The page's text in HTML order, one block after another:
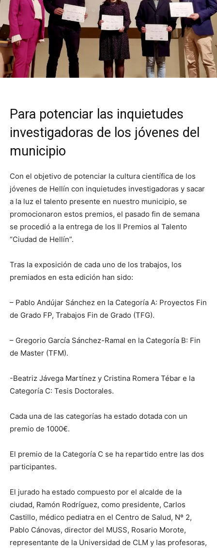
Para potenciar las inquietudes
investigadoras de los jóvenes del
municipio
Con el objetivo de potenciar la cultura científica de los
jóvenes de Hellín con inquietudes investigadoras y sacar
a la luz el talento presente en nuestro municipio, se
promocionaron estos premios, el pasado fin de semana
se procedió a la entrega de los II Premios al Talento
“Ciudad de Hellín”.
Tras la exposición de cada uno de los trabajos, los
premiados en esta edición han sido:
– Pablo Andújar Sánchez en la Categoría A: Proyectos Fin
de Grado FP, Trabajos Fin de Grado (TFG).
– Gregorio García Sánchez-Ramal en la Categoría B: Fin
de Master (TFM).
-Beatriz Jávega Martínez y Cristina Romera Tébar e la
Categoría C: Tesis Doctorales.
Cada una de las categorías ha estado dotada con un
premio de 1000€.
El premio de la Categoría C se ha repartido entre las dos
participantes.
El jurado ha estado compuesto por el alcalde de la
ciudad, Ramón Rodríguez, como presidente, Carlos
Castillo, médico pediatra en el Centro de Salud, Nº 2,
Pablo Cánovas, director del MUSS, Rosario Morote,
representante de la Universidad de CLM y las profesoras,